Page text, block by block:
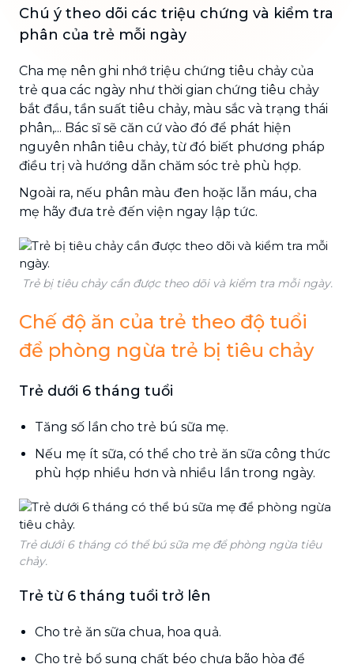
Chú ý theo dõi các triệu chứng và kiểm tra
phân của trẻ mỗi ngày
Cha mẹ nên ghi nhớ triệu chứng tiêu chảy của
trẻ qua các ngày như thời gian chứng tiêu chảy
bắt đầu, tần suất tiêu chảy, màu sắc và trạng thái
phân,... Bác sĩ sẽ căn cứ vào đó để phát hiện
nguyên nhân tiêu chảy, từ đó biết phương pháp
điều trị và hướng dẫn chăm sóc trẻ phù hợp.
Ngoài ra, nếu phân màu đen hoặc lẫn máu, cha
mẹ hãy đưa trẻ đến viện ngay lập tức.
Trẻ bị tiêu chảy cần được theo dõi và kiểm tra mỗi ngày.
Chế độ ăn của trẻ theo độ tuổi
để phòng ngừa trẻ bị tiêu chảy
Trẻ dưới 6 tháng tuổi
Tăng số lần cho trẻ bú sữa mẹ.
Nếu mẹ ít sữa, có thể cho trẻ ăn sữa công thức
phù hợp nhiều hơn và nhiều lần trong ngày.
Trẻ dưới 6 tháng có thể bú sữa mẹ để phòng ngừa tiêu
chảy.
Trẻ từ 6 tháng tuổi trở lên
Cho trẻ ăn sữa chua, hoa quả.
Cho trẻ bổ sung chất béo chưa bão hòa để